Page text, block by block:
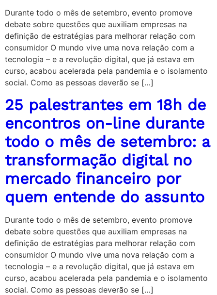
Durante todo o mês de setembro, evento promove
debate sobre questões que auxiliam empresas na
definição de estratégias para melhorar relação com
consumidor O mundo vive uma nova relação com a
tecnologia – e a revolução digital, que já estava em
curso, acabou acelerada pela pandemia e o isolamento
social. Como as pessoas deverão se […]
25 palestrantes em 18h de
encontros on-line durante
todo o mês de setembro: a
transformação digital no
mercado financeiro por
quem entende do assunto
Durante todo o mês de setembro, evento promove
debate sobre questões que auxiliam empresas na
definição de estratégias para melhorar relação com
consumidor O mundo vive uma nova relação com a
tecnologia – e a revolução digital, que já estava em
curso, acabou acelerada pela pandemia e o isolamento
social. Como as pessoas deverão se […]